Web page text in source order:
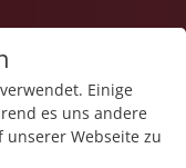
Einige
es uns andere
Webseite zu